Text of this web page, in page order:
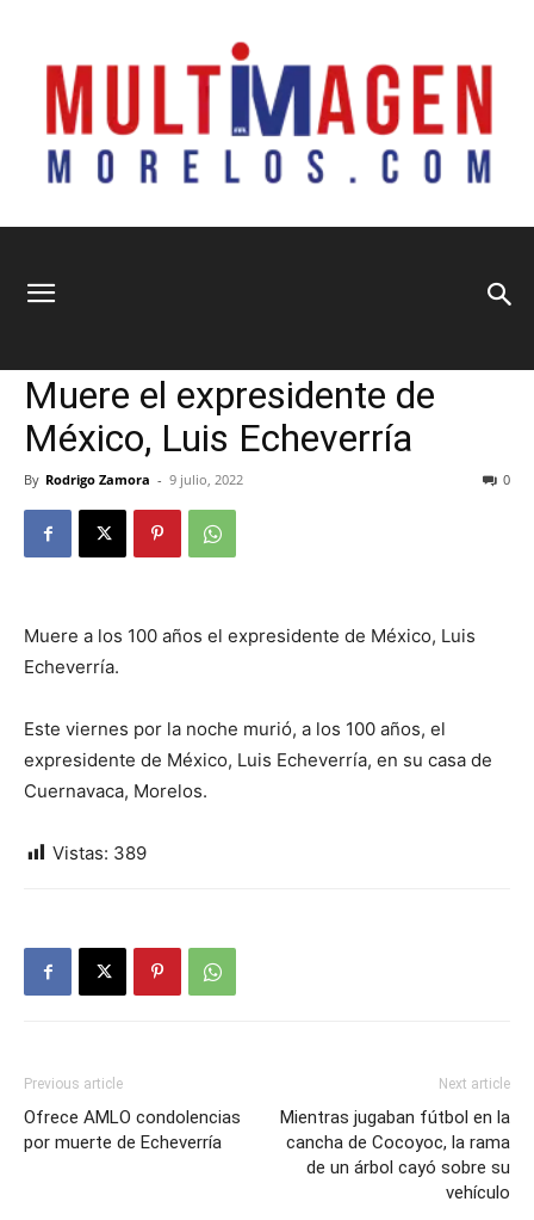
Morelos
Muere el expresidente de
México, Luis Echeverría
By Rodrigo Zamora - 9 julio, 2022 0
Muere a los 100 años el expresidente de México, Luis
Echeverría.
Este viernes por la noche murió, a los 100 años, el
expresidente de México, Luis Echeverría, en su casa de
Cuernavaca, Morelos.
Vistas: 389
Previous article
Ofrece AMLO condolencias
por muerte de Echeverría
Next article
Mientras jugaban fútbol en la
cancha de Cocoyoc, la rama
de un árbol cayó sobre su
vehículo